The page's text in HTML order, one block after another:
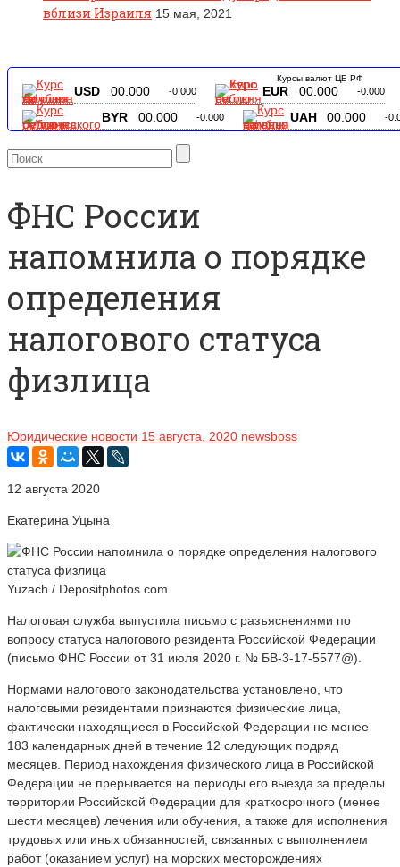
вблизи Израиля 15 мая, 2021
Курсы валют ЦБ РФ
USD 00.000 -0.000 EUR 00.000 -0.000
BYR 00.000 -0.000 UAH 00.000 -
ФНС России
напомнила о порядке
определения
налогового статуса
физлица
Юридические новости 15 августа, 2020 newsboss
12 августа 2020
Екатерина Уцына
Yuzach / Depositphotos.com
Налоговая служба выпустила письмо с разъяснениями по
вопросу статуса налогового резидента Российской Федерации
(письмо ФНС России от 31 июля 2020 г. № БВ-3-17-5577@).
Нормами налогового законодательства установлено, что
налоговыми резидентами признаются физические лица,
фактически находящиеся в Российской Федерации не менее
183 календарных дней в течение 12 следующих подряд
месяцев. Период нахождения физического лица в Российской
Федерации не прерывается на периоды его выезда за пределы
территории Российской Федерации для краткосрочного (менее
шести месяцев) лечения или обучения, а также для исполнения
трудовых или иных обязанностей, связанных с выполнением
работ (оказанием услуг) на морских месторождениях